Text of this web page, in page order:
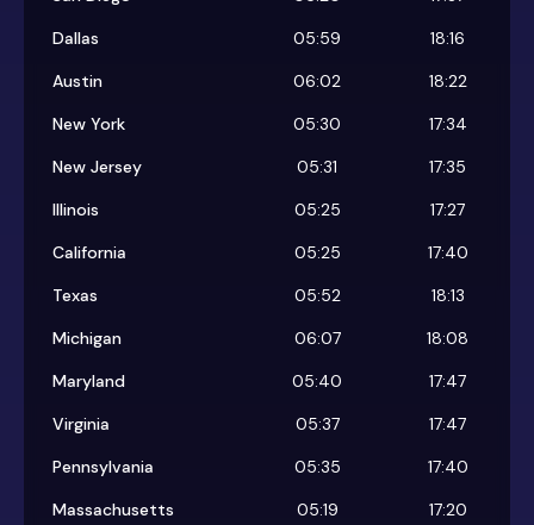
Dallas
05:59
18:16
Austin
06:02
18:22
New York
05:30
17:34
New Jersey
05:31
17:35
Illinois
05:25
17:27
California
05:25
17:40
Texas
05:52
18:13
Michigan
06:07
18:08
Maryland
05:40
17:47
Virginia
05:37
17:47
Pennsylvania
05:35
17:40
Massachusetts
05:19
17:20